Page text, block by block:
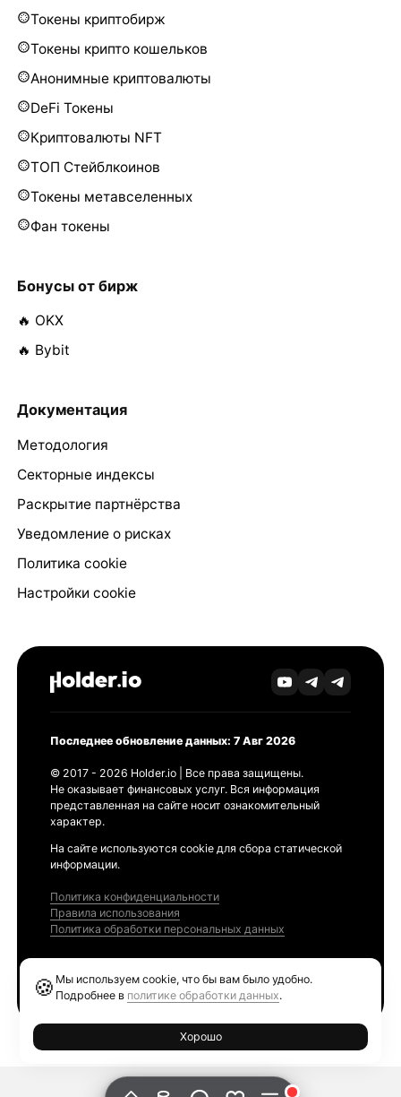
Токены криптобирж
Токены крипто кошельков
Анонимные криптовалюты
DeFi Токены
Криптовалюты NFT
ТОП Стейблкоинов
Токены метавселенных
Фан токены
Бонусы от бирж
🔥 OKX
🔥 Bybit
Документация
Методология
Секторные индексы
Раскрытие партнёрства
Уведомление о рисках
Политика cookie
Настройки cookie
Последнее обновление данных: 7 Авг 2026
© 2017 - 2026 Holder.io | Все права защищены.
Не оказывает финансовых услуг. Вся информация
представленная на сайте носит ознакомительный
характер.
На сайте используются cookie для сбора статической
информации.
Политика конфиденциальности
Правила использования
Политика обработки персональных данных
🍪 Мы используем cookie, что бы вам было удобно.
Подробнее в политике обработки данных.
Хорошо
Ethereum GAS Tracker